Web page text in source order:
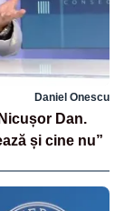
Daniel Onescu
Dan.
și cine nu”